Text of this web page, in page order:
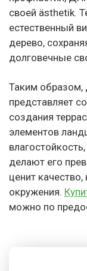
своей ästhetik.
естественный
дерево,
долговечные
Таким образом,
представляет
создания
элементов
делают его
ценит
окружения.
можно по